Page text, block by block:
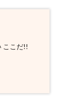
ここだ!!